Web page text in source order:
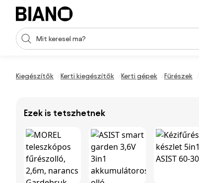
Navigáció kihagyása, ugrás a tartalomra
Keresési bevitel
Kiegészítők Kerti kiegészítők Kerti gépek Fűrészek
Ezek is tetszhetnek